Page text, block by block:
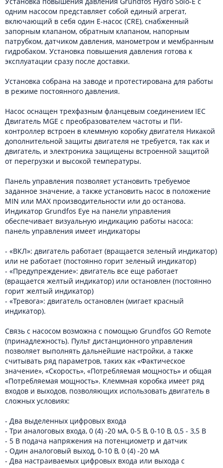
одним насосом представляет собой единый агрегат,
включающий в себя один E-насос (CRE), снабженный
запорным клапаном, обратным клапаном, напорным
патрубком, датчиком давления, манометром и мембранным
гидробаком. Установка повышения давления готова к
эксплуатации сразу после доставки.
Установка собрана на заводе и протестирована для работы
в режиме постоянного давления.
Насос оснащен трехфазным фланцевым соединением IEC
Двигатель MGE с преобразователем частоты и ПИ-
контроллер встроен в клеммную коробку двигателя Никакой
дополнительной защиты двигателя не требуется, так как и
двигатель, и электроника защищены встроенной защитой
от перегрузки и высокой температуры.
Панель управления позволяет установить требуемое
заданное значение, а также установить насос в положение
MIN или MAX производительности или до останова.
Индикатор Grundfos Eye на панели управления
обеспечивает визуальную индикацию работы насоса:
панель управления имеет индикаторы
- «ВКЛ»: двигатель работает (вращается зеленый индикатор)
или не работает (постоянно горит зеленый индикатор)
- «Предупреждение»: двигатель все еще работает
(вращается желтый индикатор) или остановлен (постоянно
горит желтый индикатор)
- «Тревога»: двигатель остановлен (мигает красный
индикатор).
Связь с насосом возможна с помощью Grundfos GO Remote
(принадлежность). Пульт дистанционного управления
позволяет выполнять дальнейшие настройки, а также
считывать ряд параметров, таких как «Фактическое
значение», «Скорость», «Потребляемая мощность» и общая
«Потребляемая мощность». Клеммная коробка имеет ряд
входов и выходов, позволяющих использовать двигатель в
сложных условиях:
- Два выделенных цифровых входа
- Три аналоговых входа, 0 (4) -20 мА, 0-5 В, 0-10 В, 0,5 - 3,5 В
- 5 В подача напряжения на потенциометр и датчик
- Один аналоговый выход, 0-10 В, 0 (4) -20 мА
- Два настраиваемых цифровых входа или выхода с